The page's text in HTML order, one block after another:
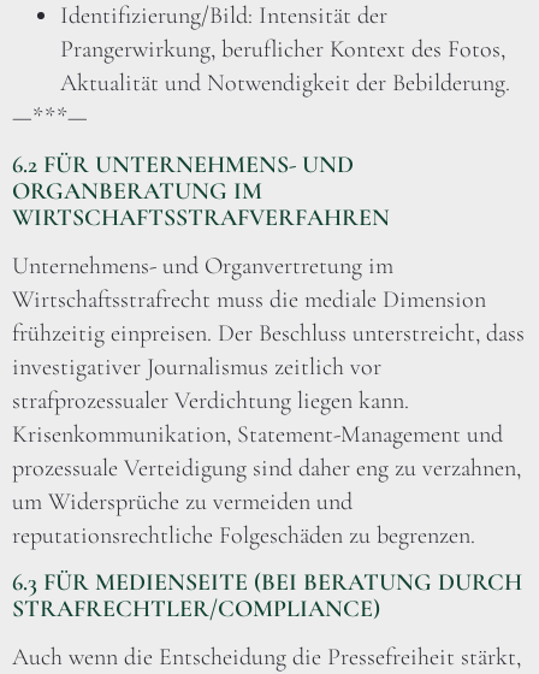
Identifizierung/Bild: Intensität der
Prangerwirkung, beruflicher Kontext des Fotos,
Aktualität und Notwendigkeit der Bebilderung.
—***—
6.2 FÜR UNTERNEHMENS- UND
ORGANBERATUNG IM
WIRTSCHAFTSSTRAFVERFAHREN
Unternehmens- und Organvertretung im
Wirtschaftsstrafrecht muss die mediale Dimension
frühzeitig einpreisen. Der Beschluss unterstreicht, dass
investigativer Journalismus zeitlich vor
strafprozessualer Verdichtung liegen kann.
Krisenkommunikation, Statement-Management und
prozessuale Verteidigung sind daher eng zu verzahnen,
um Widersprüche zu vermeiden und
reputationsrechtliche Folgeschäden zu begrenzen.
6.3 FÜR MEDIENSEITE (BEI BERATUNG DURCH
STRAFRECHTLER/COMPLIANCE)
Auch wenn die Entscheidung die Pressefreiheit stärkt,